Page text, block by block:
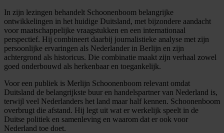
In zijn lezingen behandelt Schoonenboom belangrijke
ontwikkelingen in het huidige Duitsland, met bijzondere aandacht
voor maatschappelijke vraagstukken en een internationaal
perspectief. Hij combineert daarbij journalistieke analyse met zijn
persoonlijke ervaringen als Nederlander in Berlijn en zijn
achtergrond als historicus. Die combinatie maakt zijn verhaal zowel
goed onderbouwd als herkenbaar en toegankelijk.
Voor een publiek is Merlijn Schoonenboom relevant omdat
Duitsland de belangrijkste buur en handelspartner van Nederland is,
terwijl veel Nederlanders het land maar half kennen. Schoonenboom
overbrugt die afstand. Hij legt uit wat er werkelijk speelt in de
Duitse politiek en samenleving en waarom dat er ook voor
Nederland toe doet.